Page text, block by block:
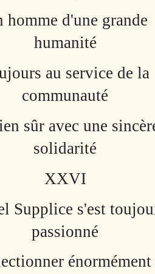
homme d'une grande
humanité
au service de la
communauté
sûr avec une
solidarité
XXVI
Supplice s'est
passionné
énormément